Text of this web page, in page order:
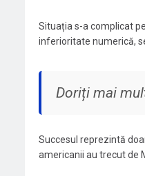
Situația s-a complicat
inferioritate numerică,
Doriți mai
Succesul reprezintă
americanii au trecut de